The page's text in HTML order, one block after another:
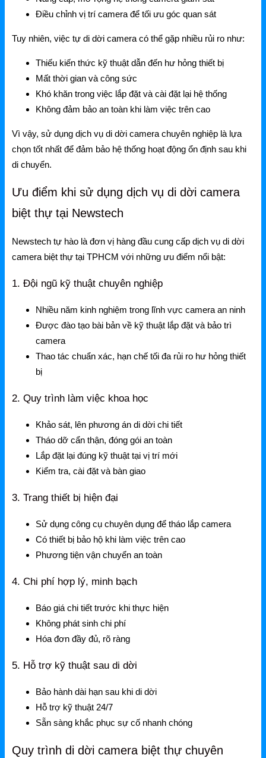
Phụ Kiện NetMax
Huawei Router WiFi
Huawei eKitEngine
Phụ Kiện Huawei
WAC
Mercusys Switch
Linksys Router WiFi
Linksys WiFi
Phụ kiện Linksys
Gateway
Home Router WiFi
EnGenius
EnGenius WiFi
Phụ kiện EnGenius
EnGenius Controller
Điều chỉnh vị trí camera để tối ưu góc quan sát
Tuy nhiên, việc tự di dời camera có thể gặp nhiều rủi ro như:
Thiếu kiến thức kỹ thuật dẫn đến hư hỏng thiết bị
Mất thời gian và công sức
Khó khăn trong việc lắp đặt và cài đặt lại hệ thống
Không đảm bảo an toàn khi làm việc trên cao
Vì vậy, sử dụng dịch vụ di dời camera chuyên nghiệp là lựa
chọn tốt nhất để đảm bảo hệ thống hoạt động ổn định sau khi
di chuyển.
Ưu điểm khi sử dụng dịch vụ di dời camera
biệt thự tại Newstech
Newstech tự hào là đơn vị hàng đầu cung cấp dịch vụ di dời
camera biệt thự tại TPHCM với những ưu điểm nổi bật:
1. Đội ngũ kỹ thuật chuyên nghiệp
Nhiều năm kinh nghiệm trong lĩnh vực camera an ninh
Được đào tạo bài bản về kỹ thuật lắp đặt và bảo trì
camera
Thao tác chuẩn xác, hạn chế tối đa rủi ro hư hỏng thiết
bị
2. Quy trình làm việc khoa học
Khảo sát, lên phương án di dời chi tiết
Tháo dỡ cẩn thận, đóng gói an toàn
Lắp đặt lại đúng kỹ thuật tại vị trí mới
Kiểm tra, cài đặt và bàn giao
3. Trang thiết bị hiện đại
Sử dụng công cụ chuyên dụng để tháo lắp camera
Có thiết bị bảo hộ khi làm việc trên cao
Phương tiện vận chuyển an toàn
4. Chi phí hợp lý, minh bạch
Báo giá chi tiết trước khi thực hiện
Không phát sinh chi phí
Hóa đơn đầy đủ, rõ ràng
5. Hỗ trợ kỹ thuật sau di dời
Bảo hành dài hạn sau khi di dời
Hỗ trợ kỹ thuật 24/7
Sẵn sàng khắc phục sự cố nhanh chóng
Quy trình di dời camera biệt thự chuyên